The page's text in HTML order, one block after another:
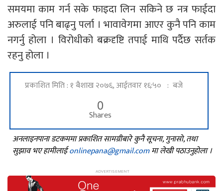
समयमा काम गर्न सके फाइदा लिन सकिने छ नत्र फाईदा
अरुलाई पनि बाढ्नु पर्ला । भावावेगमा आएर कुनै पनि काम
नगर्नु होला । विरोधीको बक्रदृष्टि तपाई माथि पर्दैछ सर्तक
रहनु होला ।
प्रकाशित मिति : १ बैशाख २०७६, आईतवार १६:५० : बजे
0
Shares
अनलाइनपाना डटकममा प्रकाशित सामग्रीबारे कुनै सूचना, गुनासो, तथा
सुझाव भए हामीलाईonlinepana@gmail.comमा लेखी पठाउनुहोला ।